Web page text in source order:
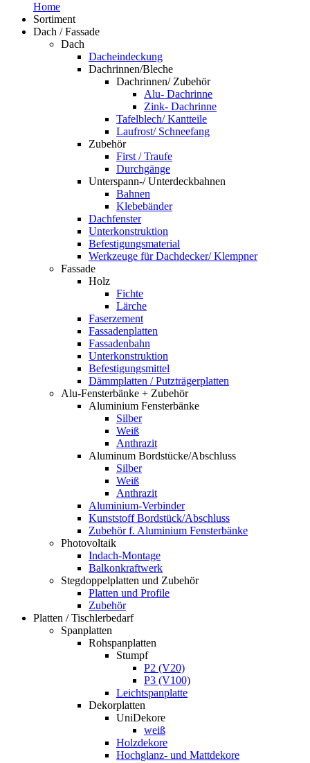
Home
Sortiment
Dach / Fassade
Dach
Dacheindeckung
Dachrinnen/Bleche
Dachrinnen/ Zubehör
Alu- Dachrinne
Zink- Dachrinne
Tafelblech/ Kantteile
Laufrost/ Schneefang
Zubehör
First / Traufe
Durchgänge
Unterspann-/ Unterdeckbahnen
Bahnen
Klebebänder
Dachfenster
Unterkonstruktion
Befestigungsmaterial
Werkzeuge für Dachdecker/ Klempner
Fassade
Holz
Fichte
Lärche
Faserzement
Fassadenplatten
Fassadenbahn
Unterkonstruktion
Befestigungsmittel
Dämmplatten / Putzträgerplatten
Alu-Fensterbänke + Zubehör
Aluminium Fensterbänke
Silber
Weiß
Anthrazit
Aluminum Bordstücke/Abschluss
Silber
Weiß
Anthrazit
Aluminium-Verbinder
Kunststoff Bordstück/Abschluss
Zubehör f. Aluminium Fensterbänke
Photovoltaik
Indach-Montage
Balkonkraftwerk
Stegdoppelplatten und Zubehör
Platten und Profile
Zubehör
Platten / Tischlerbedarf
Spanplatten
Rohspanplatten
Stumpf
P2 (V20)
P3 (V100)
Leichtspanplatte
Dekorplatten
UniDekore
weiß
Holzdekore
Hochglanz- und Mattdekore